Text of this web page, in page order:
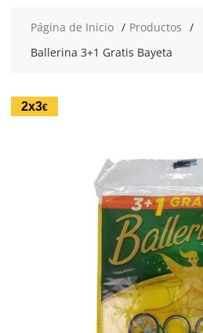
Página de Inicio
Productos
Ballerina 3+1 Gratis Bayeta
2x3€